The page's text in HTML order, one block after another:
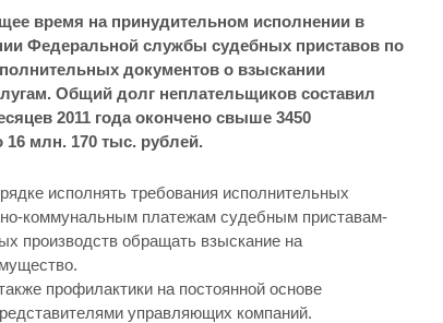
время на принудительном исполнении в
Федеральной службы судебных приставов по
документов о взыскании
Общий долг неплательщиков составил
2011 года окончено свыше 3450
млн. 170 тыс. рублей.
исполнять требования исполнительных
коммунальным платежам судебным приставам-
производств обращать взыскание на
профилактики на постоянной основе
управляющих компаний.